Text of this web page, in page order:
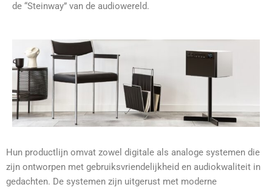
de “Steinway” van de audiowereld.
Hun productlijn omvat zowel digitale als analoge systemen die
zijn ontworpen met gebruiksvriendelijkheid en audiokwaliteit in
gedachten. De systemen zijn uitgerust met moderne